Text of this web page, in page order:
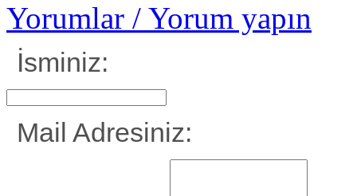
Yorumlar / Yorum yapın
İsminiz:
Mail Adresiniz: